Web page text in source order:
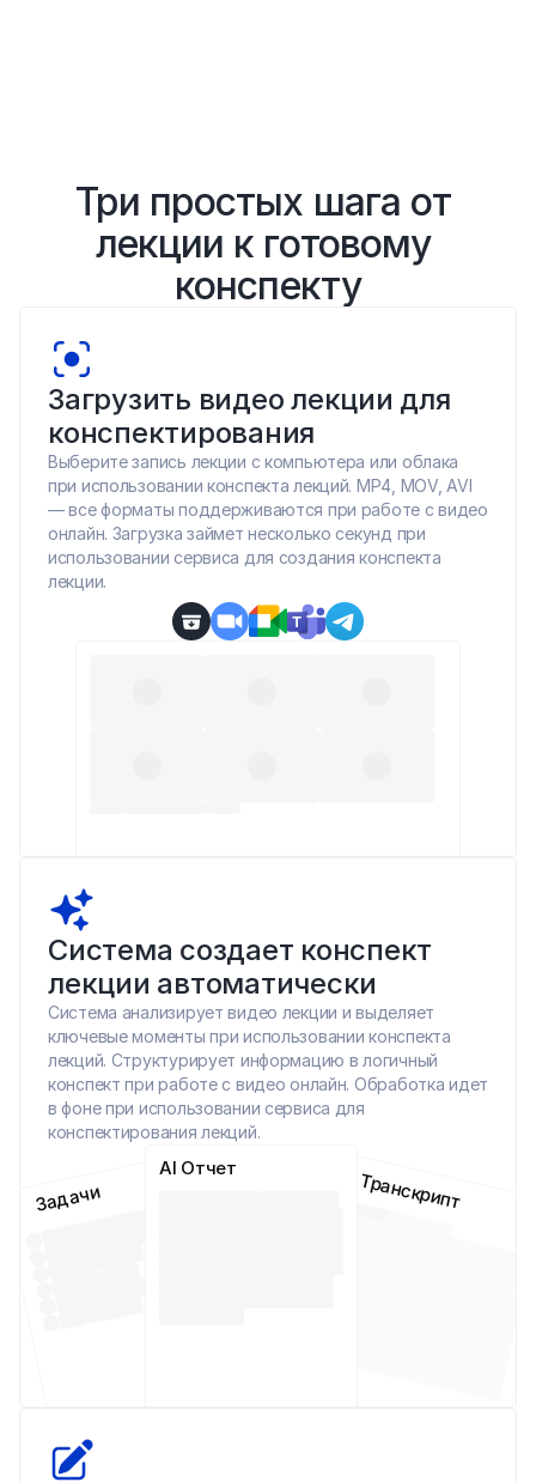
Три простых шага от
лекции к готовому
конспекту
Загрузить видео лекции для
конспектирования
Выберите запись лекции с компьютера или облака
при использовании конспекта лекций. MP4, MOV, AVI
— все форматы поддерживаются при работе с видео
онлайн. Загрузка займет несколько секунд при
использовании сервиса для создания конспекта
лекции.
Система создает конспект
лекции автоматически
Система анализирует видео лекции и выделяет
ключевые моменты при использовании конспекта
лекций. Структурирует информацию в логичный
конспект при работе с видео онлайн. Обработка идет
в фоне при использовании сервиса для
конспектирования лекций.
Транскрипт
Задачи
AI Отчет